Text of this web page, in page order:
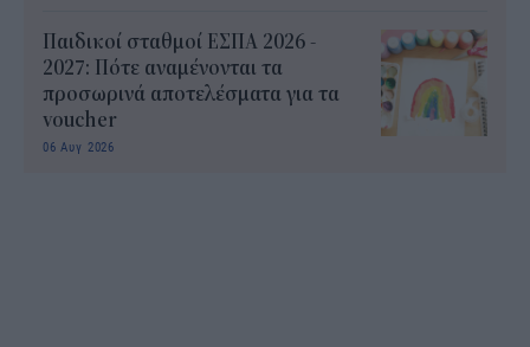
Παιδικοί σταθμοί ΕΣΠΑ 2026 -
2027: Πότε αναμένονται τα
προσωρινά αποτελέσματα για τα
voucher
06 Αυγ 2026